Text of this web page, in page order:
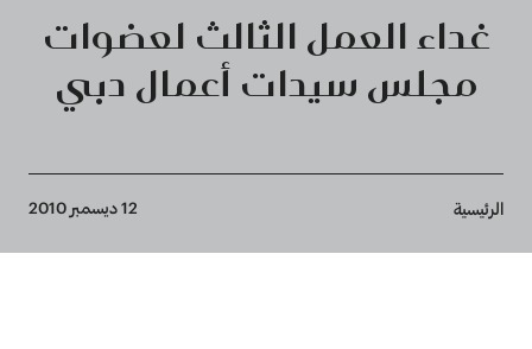
غداء العمل الثالث لعضوات
مجلس سيدات أعمال دبي
Breadcrumb
الرئيسية 12 ديسمبر 2010